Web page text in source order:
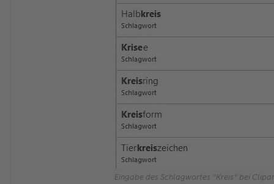
Eingabe des Schlagwortes "Kreis" bei